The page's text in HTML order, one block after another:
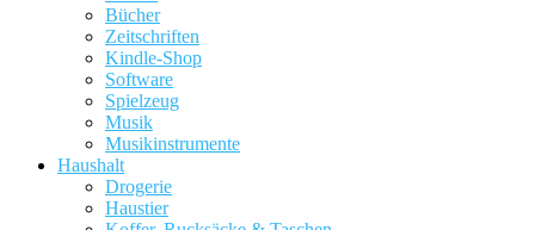
Bücher
Zeitschriften
Kindle-Shop
Software
Spielzeug
Musik
Musikinstrumente
Haushalt
Drogerie
Haustier